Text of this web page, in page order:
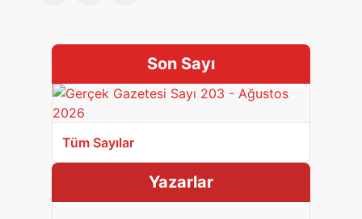
Son Sayı
Tüm Sayılar
Yazarlar